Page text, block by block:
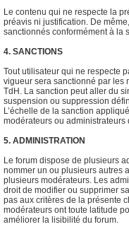
Le contenu qui ne respecte la
préavis ni justification. De
sanctionnés conformément à la
4. SANCTIONS
Tout utilisateur qui ne respecte
vigueur sera sanctionné par les
TdH. La sanction peut aller du
suspension ou suppression
L’échelle de la sanction
modérateurs ou administrateurs
5. ADMINISTRATION
Le forum dispose de plusieurs
nommer un ou plusieurs autres
plusieurs modérateurs. Les
droit de modifier ou supprimer
pas aux critères de la présente
modérateurs ont toute latitude
améliorer la lisibilité du forum.